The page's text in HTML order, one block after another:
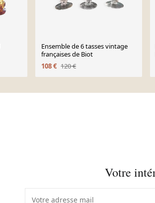
Ensemble de 6 tasses vintage
françaises de Biot
108 € 120 €
Votre